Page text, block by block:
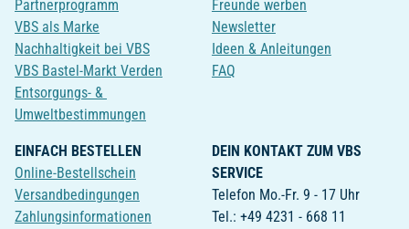
Partnerprogramm
VBS als Marke
Nachhaltigkeit bei VBS
VBS Bastel-Markt Verden
Entsorgungs- &
Umweltbestimmungen
Freunde werben
Newsletter
Ideen & Anleitungen
FAQ
EINFACH BESTELLEN
Online-Bestellschein
Versandbedingungen
Zahlungsinformationen
DEIN KONTAKT ZUM VBS
SERVICE
Telefon Mo.-Fr. 9 - 17 Uhr
Tel.: +49 4231 - 668 11